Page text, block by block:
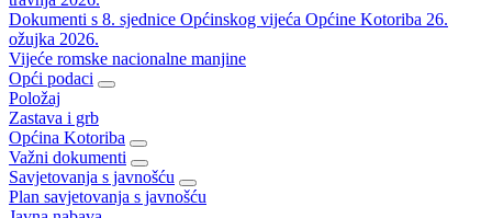
Dokumenti s 8. sjednice Općinskog vijeća Općine Kotoriba 26.
ožujka 2026.
Vijeće romske nacionalne manjine
Opći podaci
Položaj
Zastava i grb
Općina Kotoriba
Važni dokumenti
Savjetovanja s javnošću
Plan savjetovanja s javnošću